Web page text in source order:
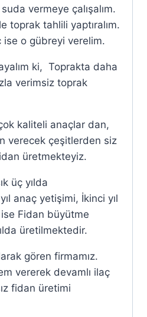
vermeye çalışalım.
toprak tahlili yaptıralım.
o gübreyi verelim.
ki, Toprakta daha
verimsiz toprak
kaliteli anaçlar dan,
verecek çeşitlerden siz
üretmekteyiz.
üç yılda
anaç yetişimi, İkinci yıl
ise Fidan büyütme
üretilmektedir.
gören firmamız.
vererek devamlı ilaç
fidan üretimi